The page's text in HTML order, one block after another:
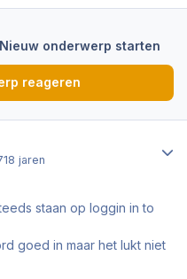
Nieuw onderwerp starten
reageren
18 jaren
staan op loggin in to
goed in maar het lukt niet